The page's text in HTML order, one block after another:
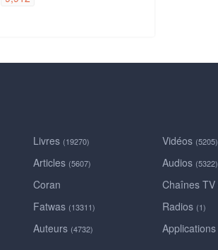
Livres (19270)
Articles (5607)
Coran
Fatwas (13311)
Auteurs (4732)
Vidéos (5205)
Audios (5322)
Chaînes TV
Radios (1)
Applications